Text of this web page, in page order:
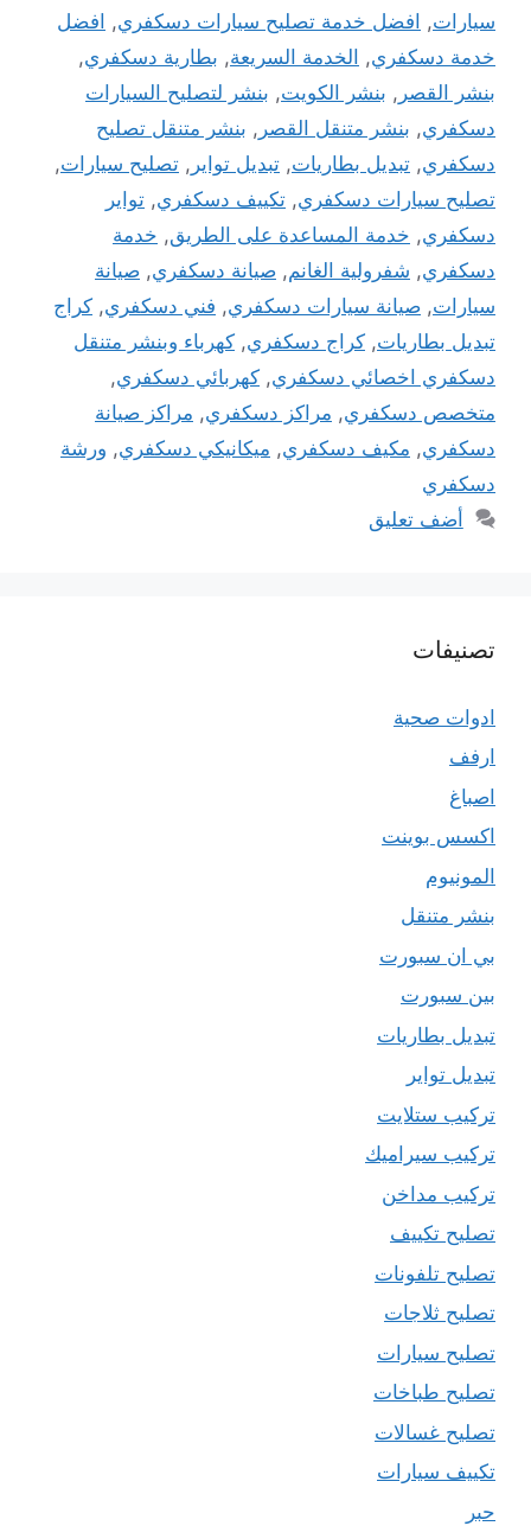
سيارات, افضل خدمة تصليح سيارات دسكفري, افضل
خدمة دسكفري, الخدمة السريعة, بطارية دسكفري,
بنشر القصر , بنشر الكويت, بنشر لتصليح السيارات
دسكفري, بنشر متنقل القصر , بنشر متنقل تصليح
دسكفري, تبديل بطاريات, تبديل تواير , تصليح سيارات,
تصليح سيارات دسكفري, تكييف دسكفري, تواير
دسكفري, خدمة المساعدة على الطريق, خدمة
دسكفري, شفرولية الغانم, صيانة دسكفري, صيانة
سيارات, صيانة سيارات دسكفري, فني دسكفري, كراج
تبديل بطاريات, كراج دسكفري, كهرباء وبنشر متنقل
دسكفري اخصائي دسكفري, كهربائي دسكفري,
متخصص دسكفري, مراكز دسكفري, مراكز صيانة
دسكفري, مكيف دسكفري, ميكانيكي دسكفري, ورشة
دسكفري
أضف تعليق
تصنيفات
ادوات صحية
ارفف
اصباغ
اكسس بوينت
المونيوم
بنشر متنقل
بي ان سبورت
بين سبورت
تبديل بطاريات
تبديل تواير
تركيب ستلايت
تركيب سيراميك
تركيب مداخن
تصليح تكييف
تصليح تلفونات
تصليح ثلاجات
تصليح سيارات
تصليح طباخات
تصليح غسالات
تكييف سيارات
حبر